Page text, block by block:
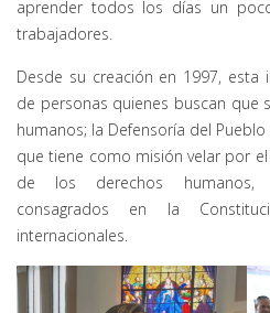
aprender todos los días un
trabajadores.
Desde su creación en 1997,
de personas quienes buscan que
humanos; la Defensoría del
que tiene como misión velar por
de los derechos humanos,
consagrados en la
internacionales.